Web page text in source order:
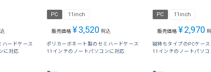
ハードケース
に対応
PC 11inch
販売価格 ¥3,520 税込
ポリカーボネート製のセミハードケース
11インチのノートパソコンに対応
PC 11inch
販売価格 ¥2,970
縦持ちタイプのPCケース
11インチのノートパソ